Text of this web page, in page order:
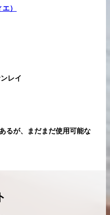
エ）
レイ
るが、まだまだ使用可能な